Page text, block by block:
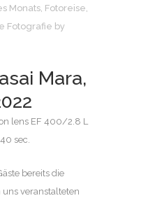
Monats, Fotoreise,
Fotografie by
Mara,
lens EF 400/2.8 L
sec.
bereits die
uns veranstalteten